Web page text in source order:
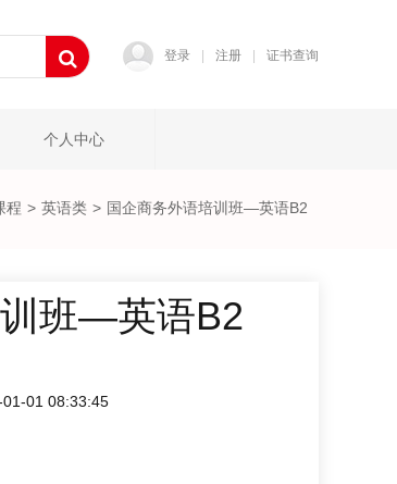
登录 注册 证书查询
个人中心
程 > 英语类 > 国企商务外语培训班—英语B2
班—英语B2
01 08:33:45